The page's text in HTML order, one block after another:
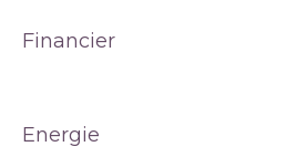
Financier
Energie